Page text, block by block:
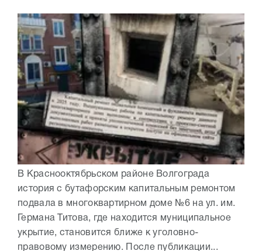
В Краснооктябрьском районе Волгограда
история с бутафорским капитальным ремонтом
подвала в многоквартирном доме №6 на ул. им.
Германа Титова, где находится муниципальное
укрытие, становится ближе к уголовно-
правовому измерению. После публикации...